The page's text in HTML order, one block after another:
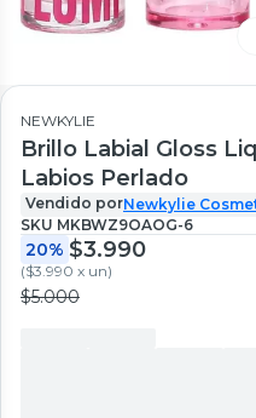
NEWKYLIE
Brillo Labial Gloss
Labios Perlado
Vendido porNewkylie
SKU MKBWZ9OAOG-6
20% $3.990
($3.990 x un)
$5.000